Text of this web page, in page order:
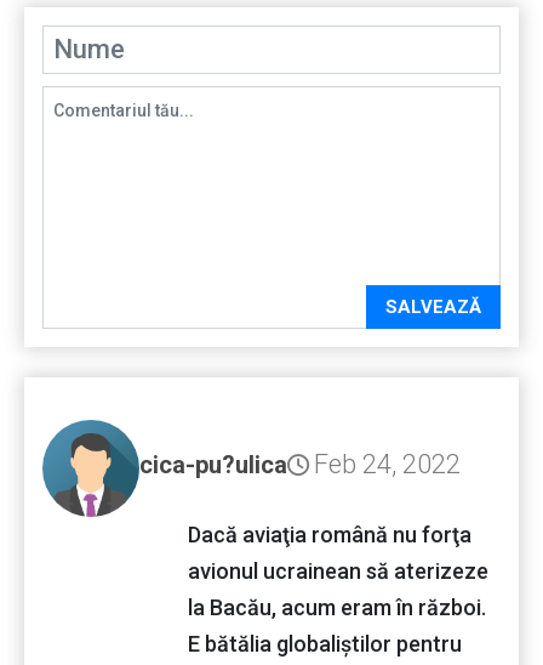
SALVEAZĂ
cica-pu?ulica Feb 24, 2022
Dacă aviaţia română nu forţa
avionul ucrainean să aterizeze
la Bacău, acum eram în război.
E bătălia globaliştilor pentru